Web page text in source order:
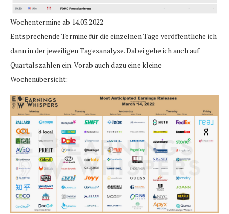
Wochentermine ab 14.03.2022
Entsprechende Termine für die einzelnen Tage veröffentliche ich
dann in der jeweiligen Tagesanalyse. Dabei gehe ich auch auf
Quartalszahlen ein. Vorab auch dazu eine kleine
Wochenübersicht: